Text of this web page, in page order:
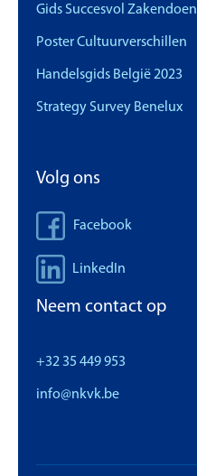
Gids Succesvol Zakendoen
Poster Cultuurverschillen
Handelsgids België 2023
Strategy Survey Benelux
Volg ons
Facebook
LinkedIn
Neem contact op
+32 35 449 953
info@nkvk.be